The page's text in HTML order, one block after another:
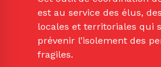
est au service des élus,
locales et territoriales qui
prévenir l’isolement des
fragiles.